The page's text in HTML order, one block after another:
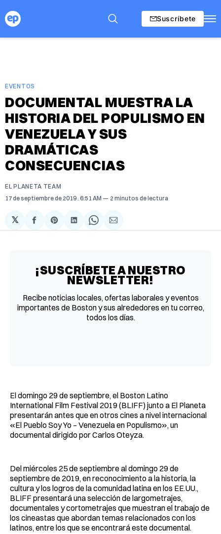
Suscríbete
EVENTOS
DOCUMENTAL MUESTRA LA
HISTORIA DEL POPULISMO EN
VENEZUELA Y SUS
DRAMÁTICAS
CONSECUENCIAS
EL PLANETA TEAM
17 de septiembre de 2019 . 6:51 AM 2 minutos de lectura
𝕏
Compartir
en
Share
on
Compartir
en
Share
on
Compartir
via
¡SUSCRÍBETE A NUESTRO
NEWSLETTER!
Recibe noticias locales, ofertas laborales y eventos
importantes de Boston y sus alrededores en tu correo,
todos los días.
El domingo 29 de septiembre, el Boston Latino
International Film Festival 2019 (BLIFF) junto a El Planeta
presentarán antes que en otros cines a nivel internacional
«El Pueblo Soy Yo – Venezuela en Populismo», un
documental dirigido por Carlos Oteyza.
Del miércoles 25 de septiembre al domingo 29 de
septiembre de 2019, en reconocimiento a la historia, la
cultura y los logros de la comunidad latina en los EE.UU.,
BLIFF presentará una selección de largometrajes,
documentales y cortometrajes que muestran el trabajo de
los cineastas que abordan temas relacionados con los
latinos, entre los que se encontrará este documental.